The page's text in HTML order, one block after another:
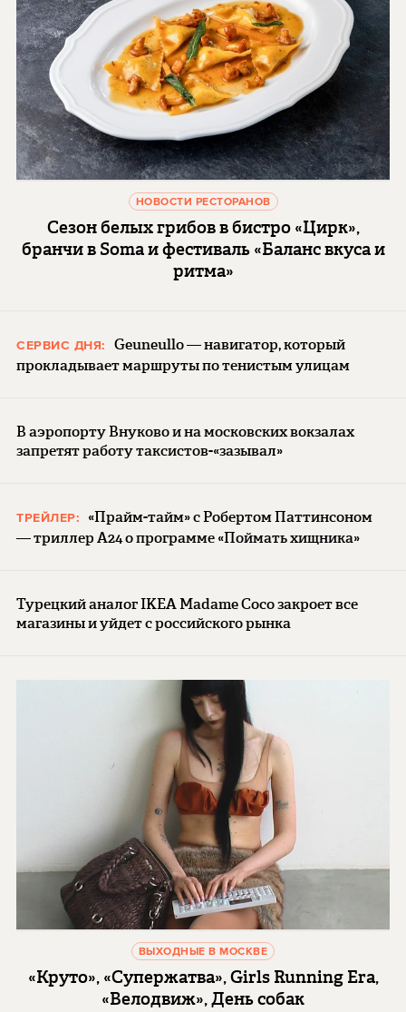
НОВОСТИ РЕСТОРАНОВ
Сезон белых грибов в бистро «Цирк»,
бранчи в Soma и фестиваль «Баланс вкуса и
ритма»
СЕРВИС ДНЯ:
Geuneullo — навигатор, который
прокладывает маршруты по тенистым улицам
В аэропорту Внуково и на московских вокзалах
запретят работу таксистов-«зазывал»
ТРЕЙЛЕР:
«Прайм-тайм» с Робертом Паттинсоном
— триллер A24 о программе «Поймать хищника»
Турецкий аналог IKEA Madame Coco закроет все
магазины и уйдет с российского рынка
ВЫХОДНЫЕ В МОСКВЕ
«Круто», «Супержатва», Girls Running Era,
«Велодвиж», День собак